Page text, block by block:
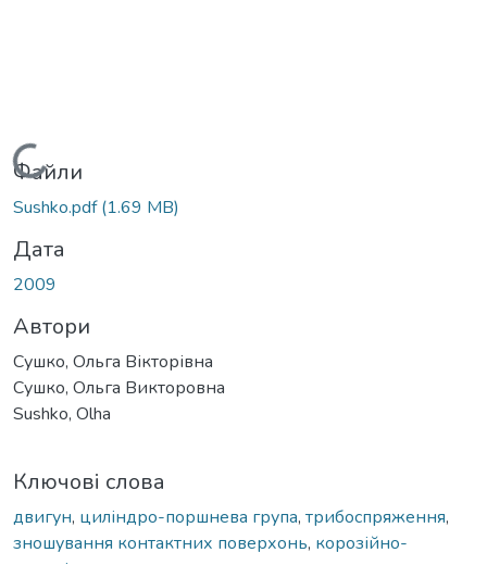
Вантажиться...
Файли
Sushko.pdf(1.69 MB)
Дата
2009
Автори
Сушко, Ольга Вікторівна
Сушко, Ольга Викторовна
Sushko, Olha
Ключові слова
двигун, циліндро-поршнева група, трибоспряження,
зношування контактних поверхонь, корозійно-